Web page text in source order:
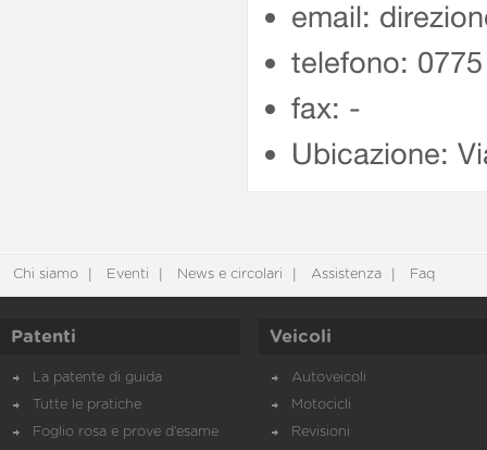
email:
telefono:
fax: -
Ubicazione:
Chi siamo Eventi News e circolari Assistenza Faq
Patenti
La patente di guida
Tutte le pratiche
Foglio rosa e prove d’esame
Veicoli
Autoveicoli
Motocicli
Revisioni